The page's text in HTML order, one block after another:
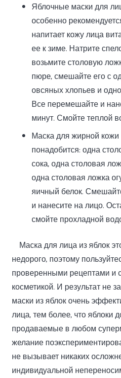
Яблочные маски для
особенно
напитает кожу лица
ее к зиме. Натрите
возьмите столовую
пюре, смешайте его с
овсяных хлопьев и
Все перемешайте и
минут. Смойте теплой
Маска для жирной
понадобится: одна
сока, одна столовая
одна столовая ложка
яичный белок.
и нанесите на лицо.
смойте прохладной
Маска для лица из яблок
недорого, поэтому
проверенными рецептами и
косметикой. И результат не
маски из яблок очень
лица, тем более, что яблоки
продаваемые в любом
желание
не вызывает никаких
индивидуальной